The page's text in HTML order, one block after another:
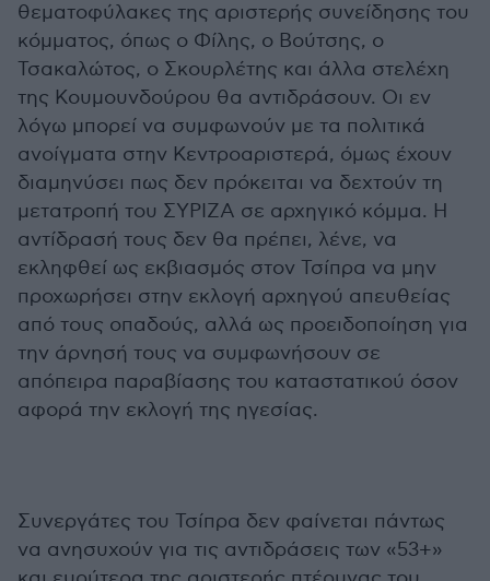
θεματοφύλακες της αριστερής συνείδησης του
κόμματος, όπως ο Φίλης, ο Βούτσης, ο
Τσακαλώτος, ο Σκουρλέτης και άλλα στελέχη
της Κουμουνδούρου θα αντιδράσουν. Οι εν
λόγω μπορεί να συμφωνούν με τα πολιτικά
ανοίγματα στην Κεντροαριστερά, όμως έχουν
διαμηνύσει πως δεν πρόκειται να δεχτούν τη
μετατροπή του ΣΥΡΙΖΑ σε αρχηγικό κόμμα. Η
αντίδρασή τους δεν θα πρέπει, λένε, να
εκληφθεί ως εκβιασμός στον Τσίπρα να μην
προχωρήσει στην εκλογή αρχηγού απευθείας
από τους οπαδούς, αλλά ως προειδοποίηση για
την άρνησή τους να συμφωνήσουν σε
απόπειρα παραβίασης του καταστατικού όσον
αφορά την εκλογή της ηγεσίας.
Συνεργάτες του Τσίπρα δεν φαίνεται πάντως
να ανησυχούν για τις αντιδράσεις των «53+»